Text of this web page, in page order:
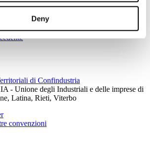
Deny
industria.it
al sito di Unindustria
di Confindustria
- Unione degli Industriali e delle imprese di
Latina, Rieti, Viterbo
convenzioni